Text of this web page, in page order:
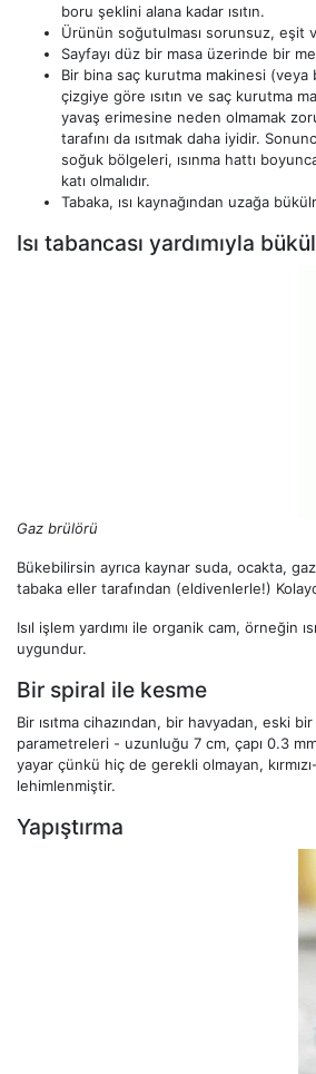
boru şeklini alana kadar ısıtın.
Ürünün soğutulması sorunsuz, eşit
Sayfayı düz bir masa üzerinde bir
Bir bina saç kurutma makinesi (veya
çizgiye göre ısıtın ve saç kurutma
yavaş erimesine neden olmamak
tarafını da ısıtmak daha iyidir.
soğuk bölgeleri, ısınma hattı
katı olmalıdır.
Tabaka, ısı kaynağından uzağa
Isı tabancası yardımıyla
Gaz brülörü
Bükebilirsin ayrıca kaynar suda, ocakta, gaz
tabaka eller tarafından (eldivenlerle!)
Isıl işlem yardımı ile organik cam, örneğin
uygundur.
Bir spiral ile kesme
Bir ısıtma cihazından, bir havyadan, eski
parametreleri - uzunluğu 7 cm, çapı 0.3
yayar çünkü hiç de gerekli olmayan,
lehimlenmiştir.
Yapıştırma